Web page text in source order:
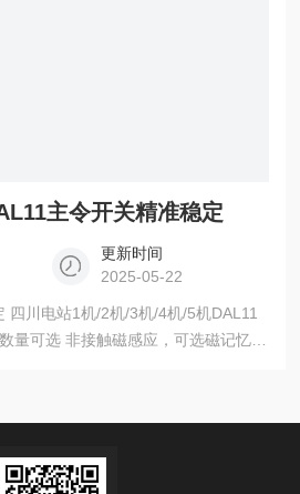
主令开关精准稳定
更新时间
2025-05-22
四川电站1机/2机/3机/4机/5机DAL11
量可选 非接触磁感应，可选磁记忆接
闭接点 接点容量： 40W/220V 环境温